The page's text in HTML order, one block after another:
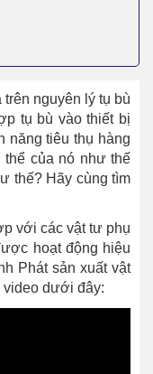
nguyên lý tụ bù
tụ bù vào thiết bị
năng tiêu thụ hàng
thể của nó như thế
thế? Hãy cùng tìm
với các vật tư phụ
hoạt động hiệu
Phát sản xuất vật
dưới đây: